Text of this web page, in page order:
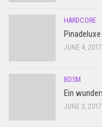
HARDCORE
JUNE 4, 2017
BDSM
Ein
JUNE 3, 2017